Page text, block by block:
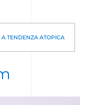
TENDENZA ATOPICA